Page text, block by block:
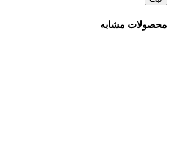
محصولات مشابه